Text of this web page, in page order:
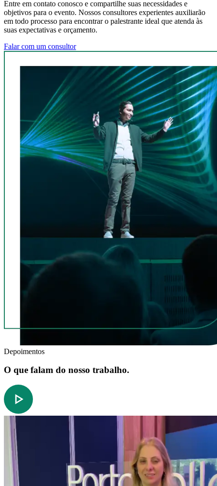
Entre em contato conosco e compartilhe suas necessidades e
objetivos para o evento. Nossos consultores experientes auxiliarão
em todo processo para encontrar o palestrante ideal que atenda às
suas expectativas e orçamento.
Falar com um consultor
Depoimentos
O que falam do nosso trabalho.